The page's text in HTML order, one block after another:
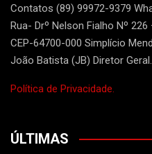
Contatos (89) 99972-9379
Rua- Drº Nelson Fialho Nº
CEP-64700-000 Simplício
João Batista (JB) Diretor Geral.
Política de Privacidade.
ÚLTIMAS